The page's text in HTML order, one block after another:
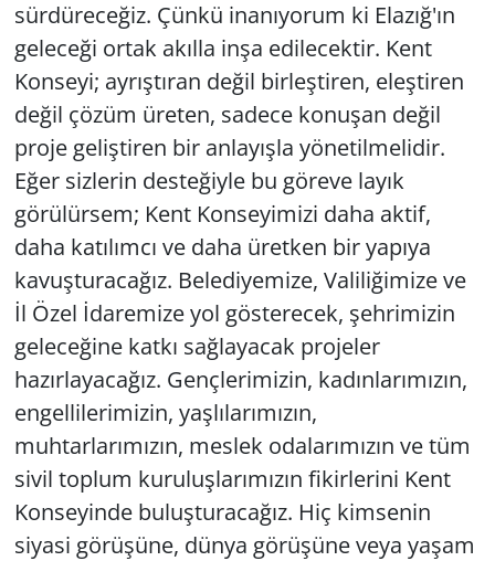
sürdüreceğiz. Çünkü inanıyorum ki Elazığ'ın
geleceği ortak akılla inşa edilecektir. Kent
Konseyi; ayrıştıran değil birleştiren, eleştiren
değil çözüm üreten, sadece konuşan değil
proje geliştiren bir anlayışla yönetilmelidir.
Eğer sizlerin desteğiyle bu göreve layık
görülürsem; Kent Konseyimizi daha aktif,
daha katılımcı ve daha üretken bir yapıya
kavuşturacağız. Belediyemize, Valiliğimize ve
İl Özel İdaremize yol gösterecek, şehrimizin
geleceğine katkı sağlayacak projeler
hazırlayacağız. Gençlerimizin, kadınlarımızın,
engellilerimizin, yaşlılarımızın,
muhtarlarımızın, meslek odalarımızın ve tüm
sivil toplum kuruluşlarımızın fikirlerini Kent
Konseyinde buluşturacağız. Hiç kimsenin
siyasi görüşüne, dünya görüşüne veya yaşam